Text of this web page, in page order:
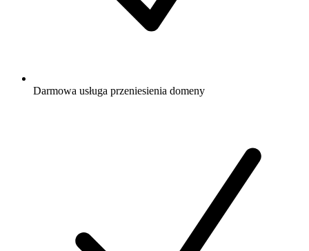
Darmowa usługa przeniesienia domeny